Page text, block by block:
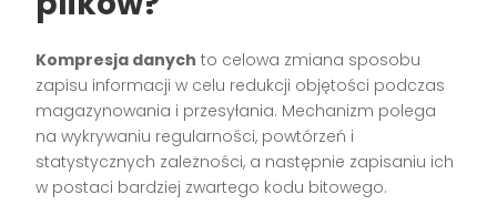
Kompresja danych to celowa zmiana sposobu
zapisu informacji w celu redukcji objętości podczas
magazynowania i przesyłania. Mechanizm polega
na wykrywaniu regularności, powtórzeń i
statystycznych zależności, a następnie zapisaniu ich
w postaci bardziej zwartego kodu bitowego.